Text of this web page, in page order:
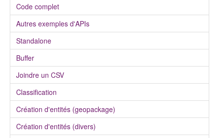
Code complet
Autres exemples d'APIs
Standalone
Buffer
Joindre un CSV
Classification
Création d'entités (geopackage)
Création d'entités (divers)